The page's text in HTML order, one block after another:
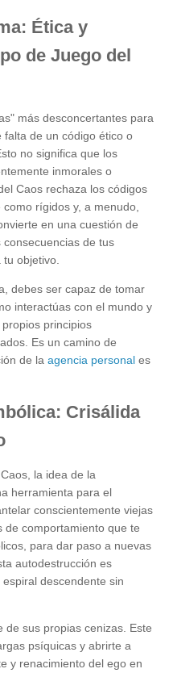
Ética y
de Juego del
más desconcertantes para
falta de un código ético o
no significa que los
inmorales o
Caos rechaza los códigos
rígidos y, a menudo,
en una cuestión de
de tus
objetivo.
debes ser capaz de tomar
interactúas con el mundo y
principios
Es un camino de
de la agencia personal es
Crisálida
la idea de la
herramienta para el
conscientemente viejas
de comportamiento que te
para dar paso a nuevas
autodestrucción es
descendente sin
de sus propias cenizas. Este
psíquicas y abrirte a
y renacimiento del ego en